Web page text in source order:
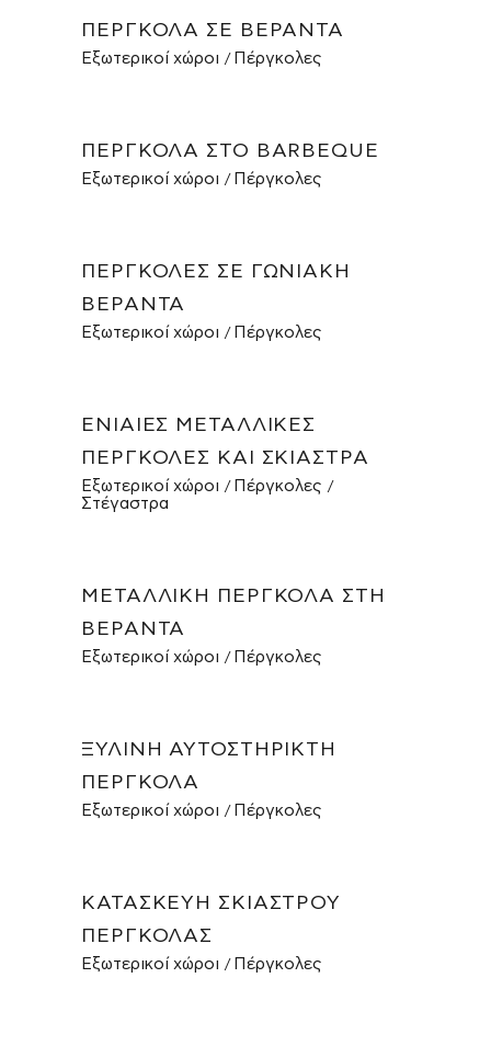
ΠΈΡΓΚΟΛΑ ΣΕ ΒΕΡΆΝΤΑ
Εξωτερικοί χώροι Πέργκολες
ΠΈΡΓΚΟΛΑ ΣΤΟ BARBEQUE
Εξωτερικοί χώροι Πέργκολες
ΠΈΡΓΚΟΛΕΣ ΣΕ ΓΩΝΙΑΚΉ
ΒΕΡΆΝΤΑ
Εξωτερικοί χώροι Πέργκολες
ΕΝΙΑΊΕΣ ΜΕΤΑΛΛΙΚΈΣ
ΠΈΡΓΚΟΛΕΣ ΚΑΙ ΣΚΊΑΣΤΡΑ
Εξωτερικοί χώροι
Πέργκολες
Στέγαστρα
ΜΕΤΑΛΛΙΚΉ ΠΈΡΓΚΟΛΑ ΣΤΗ
ΒΕΡΆΝΤΑ
Εξωτερικοί χώροι Πέργκολες
ΞΎΛΙΝΗ ΑΥΤΟΣΤΉΡΙΚΤΗ
ΠΈΡΓΚΟΛΑ
Εξωτερικοί χώροι Πέργκολες
ΚΑΤΑΣΚΕΥΉ ΣΚΊΑΣΤΡΟΥ
ΠΈΡΓΚΟΛΑΣ
Εξωτερικοί χώροι Πέργκολες